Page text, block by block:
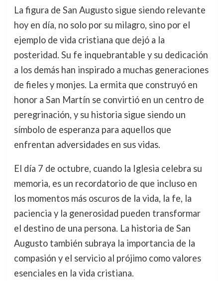
La figura de San Augusto sigue siendo relevante
hoy en día, no solo por su milagro, sino por el
ejemplo de vida cristiana que dejó a la
posteridad. Su fe inquebrantable y su dedicación
a los demás han inspirado a muchas generaciones
de fieles y monjes. La ermita que construyó en
honor a San Martín se convirtió en un centro de
peregrinación, y su historia sigue siendo un
símbolo de esperanza para aquellos que
enfrentan adversidades en sus vidas.
El día 7 de octubre, cuando la Iglesia celebra su
memoria, es un recordatorio de que incluso en
los momentos más oscuros de la vida, la fe, la
paciencia y la generosidad pueden transformar
el destino de una persona. La historia de San
Augusto también subraya la importancia de la
compasión y el servicio al prójimo como valores
esenciales en la vida cristiana.